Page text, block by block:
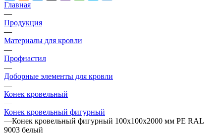
Главная
—
Продукция
—
Материалы для кровли
—
Профнастил
—
Доборные элементы для кровли
—
Конек кровельный
—
Конек кровельный фигурный
—Конек кровельный фигурный 100х100х2000 мм PE RAL
9003 белый